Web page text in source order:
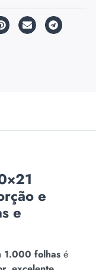
e
e
1.000 folhas é